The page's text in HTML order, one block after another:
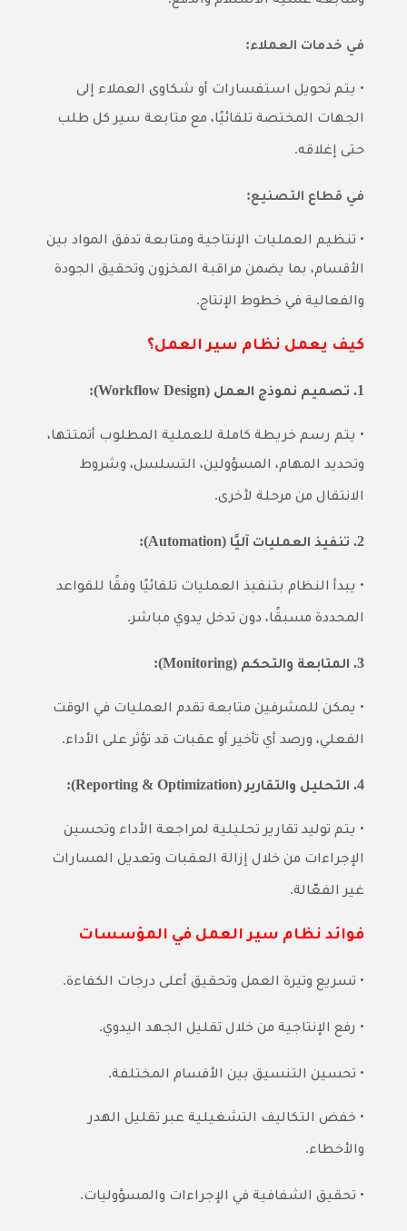
في خدمات العملاء:
• يتم تحويل استفسارات أو شكاوى العملاء إلى
الجهات المختصة تلقائيًا، مع متابعة سير كل طلب
حتى إغلاقه.
في قطاع التصنيع:
• تنظيم العمليات الإنتاجية ومتابعة تدفق المواد بين
الأقسام، بما يضمن مراقبة المخزون وتحقيق الجودة
والفعالية في خطوط الإنتاج.
كيف يعمل نظام سير العمل؟
1. تصميم نموذج العمل(Workflow Design):
• يتم رسم خريطة كاملة للعملية المطلوب أتمتتها،
وتحديد المهام، المسؤولين، التسلسل، وشروط
الانتقال من مرحلة لأخرى.
2. تنفيذ العمليات آليًا(Automation):
• يبدأ النظام بتنفيذ العمليات تلقائيًا وفقًا للقواعد
المحددة مسبقًا، دون تدخل يدوي مباشر.
3. المتابعة والتحكم(Monitoring):
• يمكن للمشرفين متابعة تقدم العمليات في الوقت
الفعلي، ورصد أي تأخير أو عقبات قد تؤثر على الأداء.
4. التحليل والتقارير(Reporting & Optimization):
• يتم توليد تقارير تحليلية لمراجعة الأداء وتحسين
الإجراءات من خلال إزالة العقبات وتعديل المسارات
غير الفعّالة.
فوائد نظام سير العمل في المؤسسات
• تسريع وتيرة العمل وتحقيق أعلى درجات الكفاءة.
• رفع الإنتاجية من خلال تقليل الجهد اليدوي.
• تحسين التنسيق بين الأقسام المختلفة.
•خفض التكاليف التشغيلية عبر تقليل الهدر
والأخطاء.
• تحقيق الشفافية في الإجراءات والمسؤوليات.